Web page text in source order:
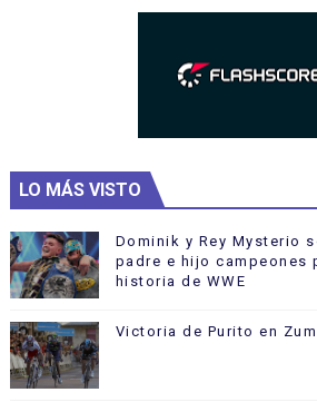
LO MÁS VISTO
Dominik y Rey Mysterio
padre e hijo campeones
historia de WWE
Victoria de Purito en